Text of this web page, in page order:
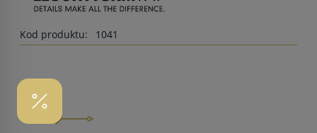
Kod produktu: 1041
OPIS